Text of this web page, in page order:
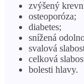
zvýšený
osteoporóza;
diabetes;
snížená
svalová
celková
bolesti hlavy.